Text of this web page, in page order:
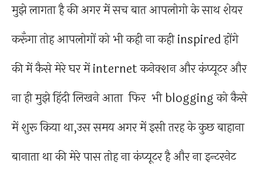
मुझे लागता है की अगर में सच बात आपलोगो के साथ शेयर
करूँगा तोह आपलोगों को भी कही ना कही inspired होंगे
की में कैसे मेरे घर में internet कनेक्शन और कंप्यूटर और
ना ही मुझे हिंदी लिखने आता फिर भी blogging को कैसे
में शुरू किया था,उस समय अगर में इसी तरह के कुछ बाहाना
बानाता था की मेरे पास तोह ना कंप्यूटर है और ना इन्टरनेट